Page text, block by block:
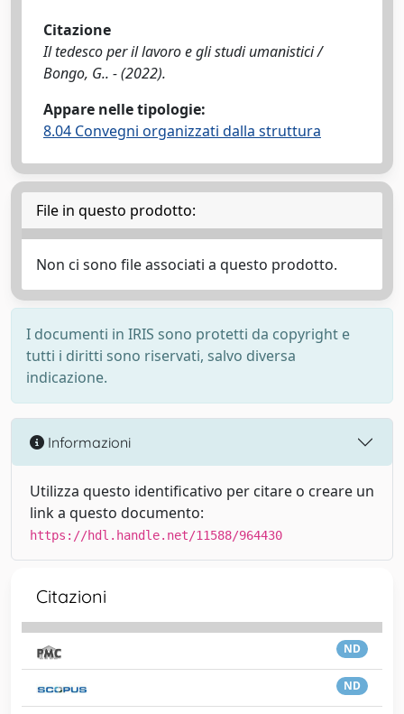
Citazione
Il tedesco per il lavoro e gli studi umanistici /
Bongo, G.. - (2022).
Appare nelle tipologie:
8.04 Convegni organizzati dalla struttura
File in questo prodotto:
Non ci sono file associati a questo prodotto.
I documenti in IRIS sono protetti da copyright e
tutti i diritti sono riservati, salvo diversa
indicazione.
Informazioni
Utilizza questo identificativo per citare o creare un
link a questo documento:
https://hdl.handle.net/11588/964430
Citazioni
ND
ND